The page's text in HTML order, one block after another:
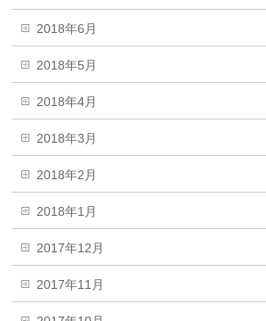
2018年6月
2018年5月
2018年4月
2018年3月
2018年2月
2018年1月
2017年12月
2017年11月